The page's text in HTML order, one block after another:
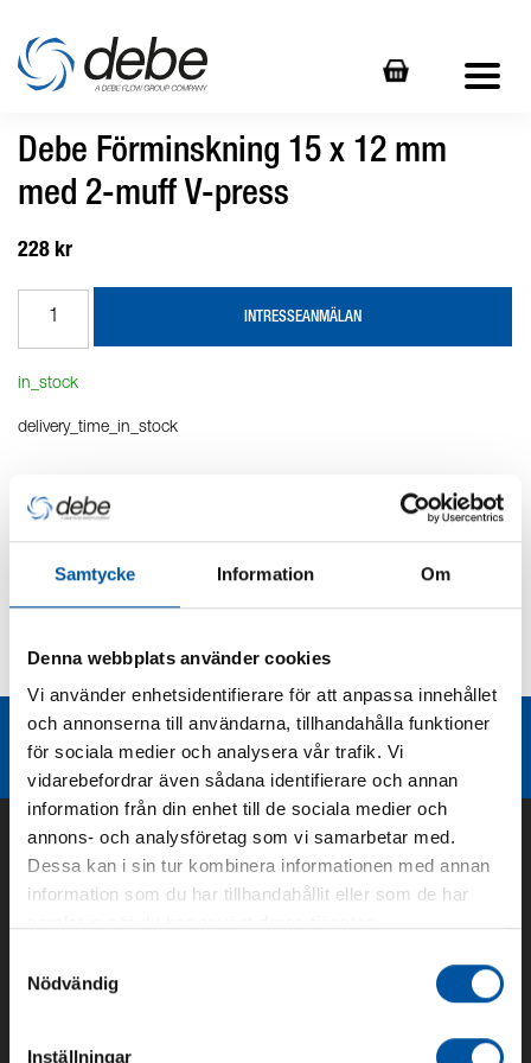
Samtycke Information Om
Denna webbplats använder cookies
Vi använder enhetsidentifierare för att anpassa innehållet
och annonserna till användarna, tillhandahålla funktioner
för sociala medier och analysera vår trafik. Vi
vidarebefordrar även sådana identifierare och annan
information från din enhet till de sociala medier och
annons- och analysföretag som vi samarbetar med.
Dessa kan i sin tur kombinera informationen med annan
information som du har tillhandahållit eller som de har
Nödvändig
Inställningar
Debe Förminskning 15 x 12 mm
med 2-muff V-press
228 kr
INTRESSEANMÄLAN
in_stock
delivery_time_in_stock
Produktbeskrivning
Kurvor
Liknande produktgrupper